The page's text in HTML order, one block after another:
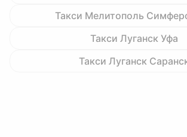
Такси Мелитополь
Такси Луганск Уфа
Такси Луганск